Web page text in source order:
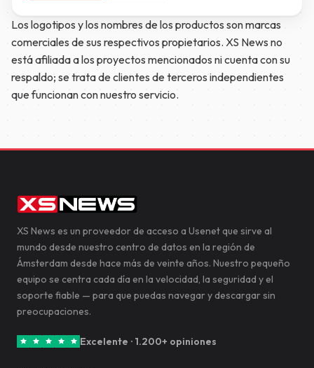
Los logotipos y los nombres de los productos son marcas
comerciales de sus respectivos propietarios. XS News no
está afiliada a los proyectos mencionados ni cuenta con su
respaldo; se trata de clientes de terceros independientes
que funcionan con nuestro servicio.
XS News es un proveedor de acceso a Usenet que sirve al
mundo desde nuestro centro de datos en la región de
Ámsterdam desde hace más de veinte años. Nuestro pequeño
equipo se centra cada día en la velocidad, la seguridad y el
soporte fiable — para que puedas navegar y descargar sin
preocupaciones.
Excelente · 1.200+ opiniones